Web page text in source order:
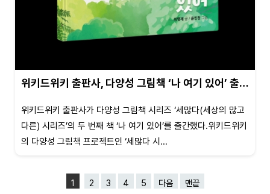
위키드위키 출판사, 다양성 그림책 ‘나 여기 있어’ 출…
위키드위키 출판사가 다양성 그림책 시리즈 ‘세많다(세상의 많고
다른) 시리즈’의 두 번째 책 ‘나 여기 있어’를 출간했다.위키드위키
의 다양성 그림책 프로젝트인 ‘세많다 시...
1 2 3 4 5 다음 맨끝